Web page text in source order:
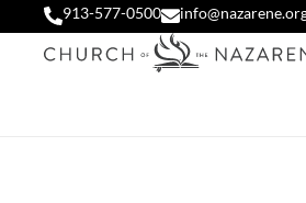
913-577-0500